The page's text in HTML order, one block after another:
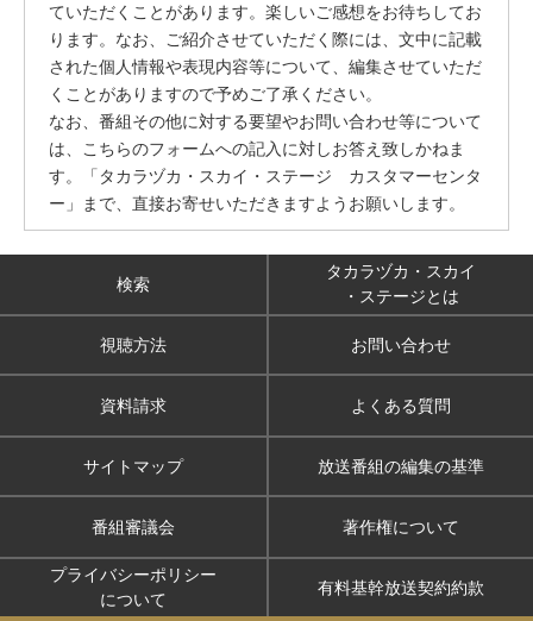
ていただくことがあります。楽しいご感想をお待ちしてお
ります。なお、ご紹介させていただく際には、文中に記載
された個人情報や表現内容等について、編集させていただ
くことがありますので予めご了承ください。
なお、番組その他に対する要望やお問い合わせ等について
は、こちらのフォームへの記入に対しお答え致しかねま
す。「タカラヅカ・スカイ・ステージ カスタマーセンタ
ー」まで、直接お寄せいただきますようお願いします。
検索
タカラヅカ・スカイ
・ステージとは
視聴方法 お問い合わせ
資料請求 よくある質問
サイトマップ 放送番組の編集の基準
番組審議会 著作権について
プライバシーポリシー
について
有料基幹放送契約約款